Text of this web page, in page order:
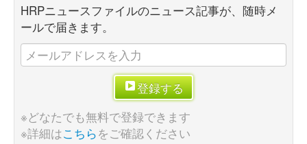
HRPニュースファイルのニュース記事が、随時メ
ールで届きます。
登録する
※どなたでも無料で登録できます
※詳細はこちらをご確認ください